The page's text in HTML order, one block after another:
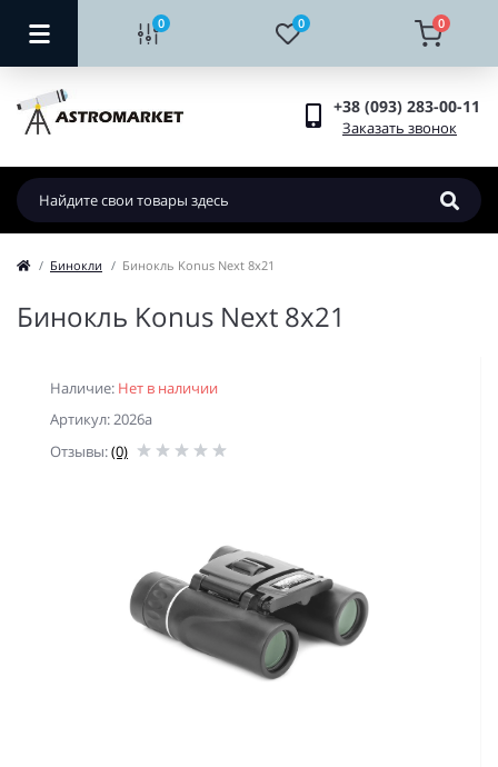
0 0 0
+38 (093) 283-00-11
Заказать звонок
Бинокли Бинокль Konus Next 8x21
Бинокль Konus Next 8x21
Наличие: Нет в наличии
Артикул: 2026a
Отзывы:(0)